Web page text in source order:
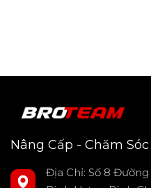
Độ bền cao: Hạn chế lỗi
Nâng Cấp - Chăm
Địa Chỉ: Số 8 Đường